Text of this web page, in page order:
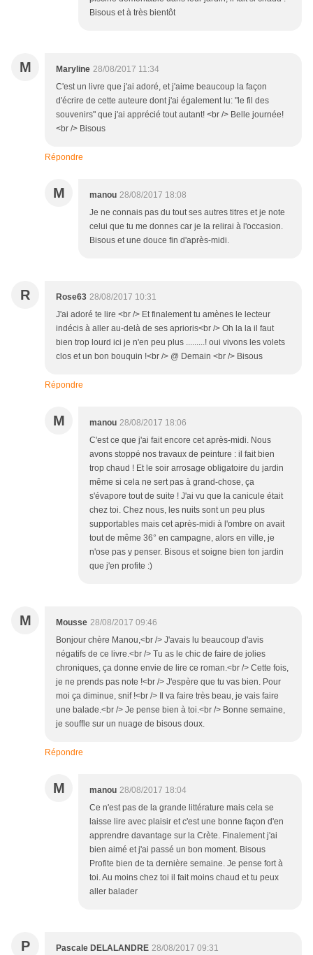
Bisous et à très bientôt
M Maryline 28/08/2017 11:34
C'est un livre que j'ai adoré, et j'aime beaucoup la façon
d'écrire de cette auteure dont j'ai également lu: "le fil des
souvenirs" que j'ai apprécié tout autant! <br /> Belle journée!
<br /> Bisous
Répondre
M manou 28/08/2017 18:08
Je ne connais pas du tout ses autres titres et je note
celui que tu me donnes car je la relirai à l'occasion.
Bisous et une douce fin d'après-midi.
R Rose63 28/08/2017 10:31
J'ai adoré te lire <br /> Et finalement tu amènes le lecteur
indécis à aller au-delà de ses aprioris<br /> Oh la la il faut
bien trop lourd ici je n'en peu plus .........! oui vivons les volets
clos et un bon bouquin !<br /> @ Demain <br /> Bisous
Répondre
M manou 28/08/2017 18:06
C'est ce que j'ai fait encore cet après-midi. Nous
avons stoppé nos travaux de peinture : il fait bien
trop chaud ! Et le soir arrosage obligatoire du jardin
même si cela ne sert pas à grand-chose, ça
s'évapore tout de suite ! J'ai vu que la canicule était
chez toi. Chez nous, les nuits sont un peu plus
supportables mais cet après-midi à l'ombre on avait
tout de même 36° en campagne, alors en ville, je
n'ose pas y penser. Bisous et soigne bien ton jardin
que j'en profite :)
M Mousse 28/08/2017 09:46
Bonjour chère Manou,<br /> J'avais lu beaucoup d'avis
négatifs de ce livre.<br /> Tu as le chic de faire de jolies
chroniques, ça donne envie de lire ce roman.<br /> Cette fois,
je ne prends pas note !<br /> J'espère que tu vas bien. Pour
moi ça diminue, snif !<br /> Il va faire très beau, je vais faire
une balade.<br /> Je pense bien à toi.<br /> Bonne semaine,
je souffle sur un nuage de bisous doux.
Répondre
M manou 28/08/2017 18:04
Ce n'est pas de la grande littérature mais cela se
laisse lire avec plaisir et c'est une bonne façon d'en
apprendre davantage sur la Crète. Finalement j'ai
bien aimé et j'ai passé un bon moment. Bisous
Profite bien de ta dernière semaine. Je pense fort à
toi. Au moins chez toi il fait moins chaud et tu peux
aller balader
P Pascale DELALANDRE 28/08/2017 09:31